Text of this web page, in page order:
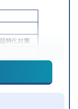
特化対策